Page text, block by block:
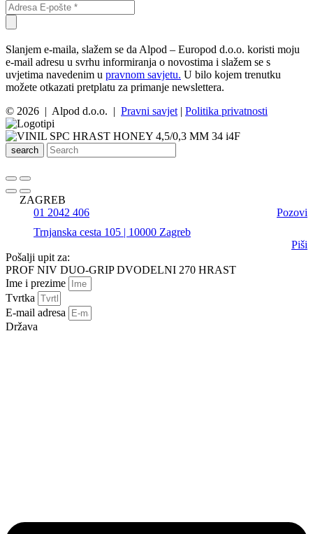
Slanjem e-maila, slažem se da Alpod – Europod d.o.o. koristi moju
e-mail adresu u svrhu informiranja o novostima i slažem se s
uvjetima navedenim u pravnom savjetu. U bilo kojem trenutku
možete otkazati pretplatu za primanje newslettera.
© 2026 | Alpod d.o.o. | Pravni savjet | Politika privatnosti
search
ZAGREB
01 2042 406
Pozovi
Trnjanska cesta 105 | 10000 Zagreb
Piši
Pošalji upit za:
PROF NIV DUO-GRIP DVODELNI 270 HRAST
Ime i prezime
Tvrtka
E-mail adresa
Država